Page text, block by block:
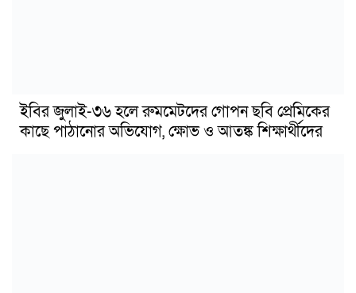
ইবির জুলাই-৩৬ হলে রুমমেটদের গোপন ছবি প্রেমিকের
কাছে পাঠানোর অভিযোগ, ক্ষোভ ও আতঙ্ক শিক্ষার্থীদের